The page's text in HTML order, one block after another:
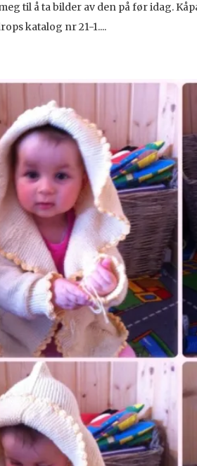
til å ta bilder av den på før idag.
katalog nr 21-1....